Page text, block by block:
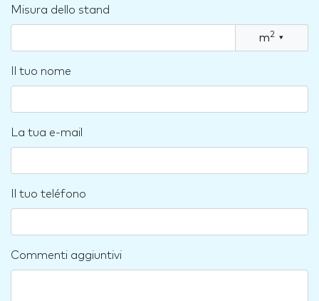
Misura dello stand
m2 ▾
Il tuo nome
La tua e-mail
Il tuo teléfono
Commenti aggiuntivi